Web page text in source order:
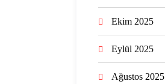
Ekim 2025
Eylül 2025
Ağustos 2025